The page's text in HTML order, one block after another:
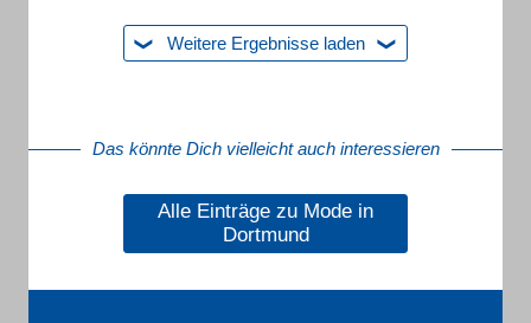
Weitere Ergebnisse laden
Das könnte Dich vielleicht auch interessieren
Alle Einträge zu Mode in
Dortmund